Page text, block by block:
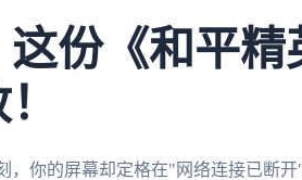
份《和平精
你的屏幕却定格在"网络连接已断开